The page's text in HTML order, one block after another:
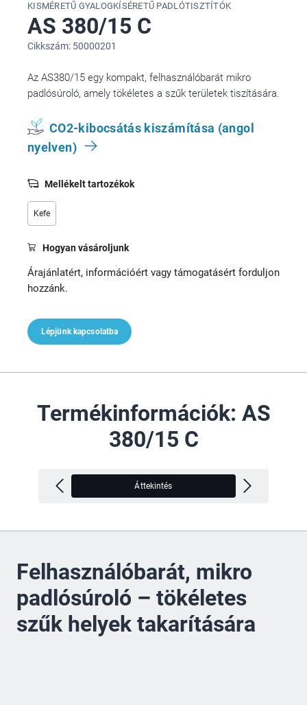
KISMÉRETŰ GYALOGKÍSÉRETŰ PADLÓTISZTÍTÓK
AS 380/15 C
Cikkszám: 50000201
Az AS380/15 egy kompakt, felhasználóbarát mikro
padlósúroló, amely tökéletes a szűk területek tiszítására.
CO2-kibocsátás kiszámítása (angol
nyelven)
Mellékelt tartozékok
Kefe
Hogyan vásároljunk
Árajánlatért, információért vagy támogatásért forduljon
hozzánk.
Lépjünk kapcsolatba
Termékinformációk: AS
380/15 C
Áttekintés
Felhasználóbarát, mikro
padlósúroló – tökéletes
szűk helyek takarítására